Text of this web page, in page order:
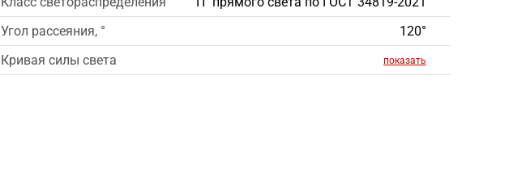
Угол рассеяния, °
120°
Кривая силы света
показать